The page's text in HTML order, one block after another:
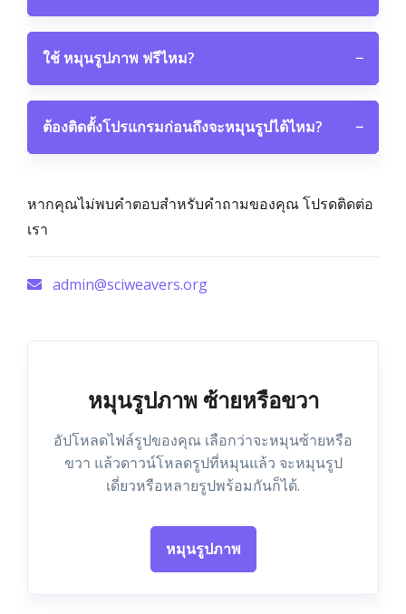
ใช้ หมุนรูปภาพ ฟรีไหม? −
ต้องติดตั้งโปรแกรมก่อนถึงจะหมุนรูปได้ไหม? −
หากคุณไม่พบคำตอบสำหรับคำถามของคุณ โปรดติดต่อ
เรา
admin@sciweavers.org
หมุนรูปภาพ ซ้ายหรือขวา
อัปโหลดไฟล์รูปของคุณ เลือกว่าจะหมุนซ้ายหรือ
ขวา แล้วดาวน์โหลดรูปที่หมุนแล้ว จะหมุนรูป
เดี่ยวหรือหลายรูปพร้อมกันก็ได้.
หมุนรูปภาพ